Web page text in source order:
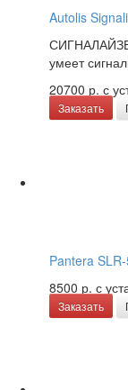
Autolis
умеет
20700 р. с
Заказать
Pantera
8500 р. с
Заказать